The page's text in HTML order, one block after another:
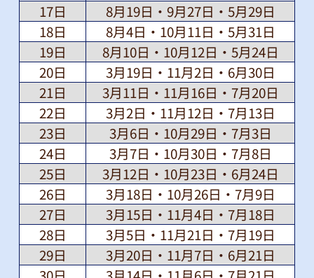
17日
8月19日・9月27日・5月29日
18日
8月4日・10月11日・5月31日
19日
8月10日・10月12日・5月24日
20日
3月19日・11月2日・6月30日
21日
3月11日・11月16日・7月20日
22日
3月2日・11月12日・7月13日
23日
3月6日・10月29日・7月3日
24日
3月7日・10月30日・7月8日
25日
3月12日・10月23日・6月24日
26日
3月18日・10月26日・7月9日
27日
3月15日・11月4日・7月18日
28日
3月5日・11月21日・7月19日
29日
3月20日・11月7日・6月21日